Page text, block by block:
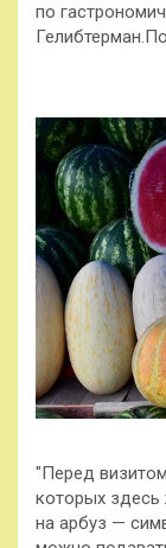
по
"Перед
которых здесь
на арбуз —